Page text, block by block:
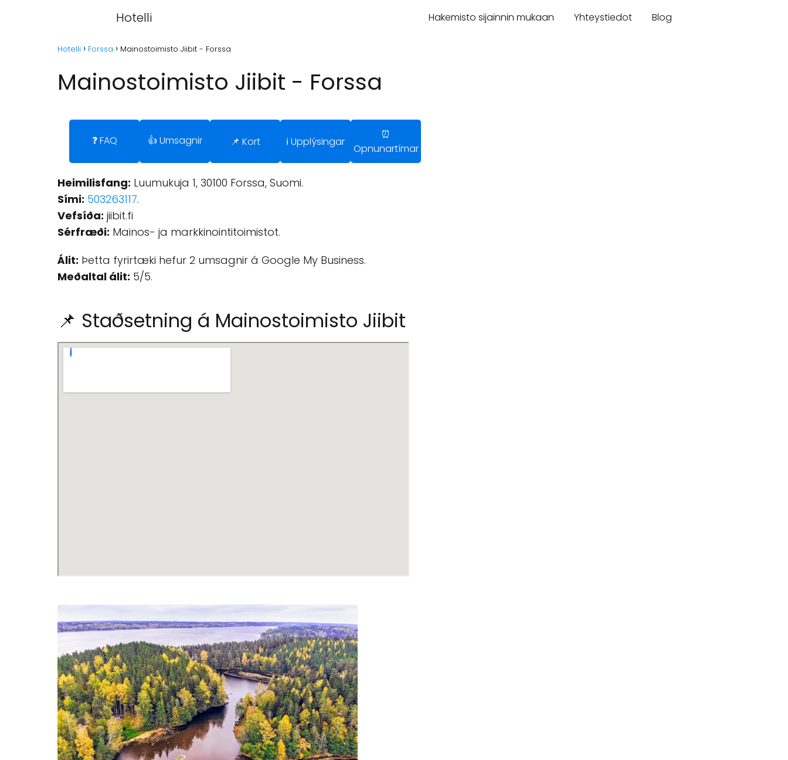
Hotelli Hakemisto sijainnin mukaan Yhteystiedot Blog
Hotelli Forssa Mainostoimisto Jiibit - Forssa
Mainostoimisto Jiibit - Forssa
❓ FAQ 👍 Umsagnir 📌 Kort ℹ️ Upplýsingar
⏰
Opnunartímar
Heimilisfang: Luumukuja 1, 30100 Forssa, Suomi.
Sími: 503263117.
Vefsíða: jiibit.fi
Sérfræði: Mainos- ja markkinointitoimistot.
Álit: Þetta fyrirtæki hefur 2 umsagnir á Google My Business.
Meðaltal álit: 5/5.
📌 Staðsetning á Mainostoimisto Jiibit